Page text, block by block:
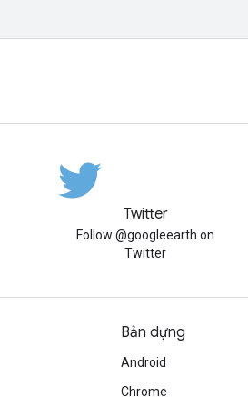
Twitter
Follow @googleearth on
Twitter
Bản dựng
Android
Chrome